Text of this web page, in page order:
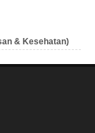
& Kesehatan)